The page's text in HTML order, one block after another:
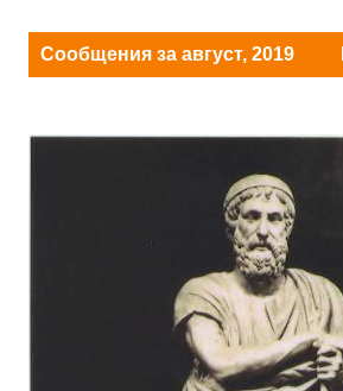
Сообщения за август, 2019